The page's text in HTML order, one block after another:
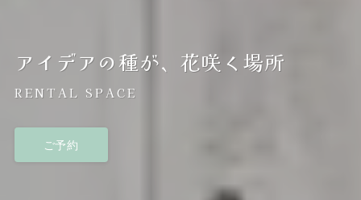
アイデアの種が、花咲く場所
RENTAL SPACE
ご予約